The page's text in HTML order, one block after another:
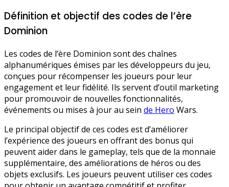
Définition et objectif des codes de l’ère
Dominion
Les codes de l’ère Dominion sont des chaînes
alphanumériques émises par les développeurs du jeu,
conçues pour récompenser les joueurs pour leur
engagement et leur fidélité. Ils servent d’outil marketing
pour promouvoir de nouvelles fonctionnalités,
événements ou mises à jour au sein de Hero Wars.
Le principal objectif de ces codes est d’améliorer
l’expérience des joueurs en offrant des bonus qui
peuvent aider dans le gameplay, tels que de la monnaie
supplémentaire, des améliorations de héros ou des
objets exclusifs. Les joueurs peuvent utiliser ces codes